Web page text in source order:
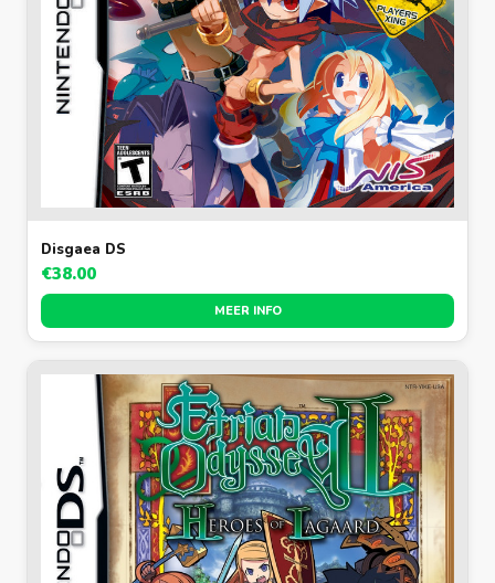
Disgaea DS
€38.00
MEER INFO